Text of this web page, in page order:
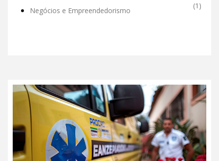
Negócios e Empreendedorismo
(1)